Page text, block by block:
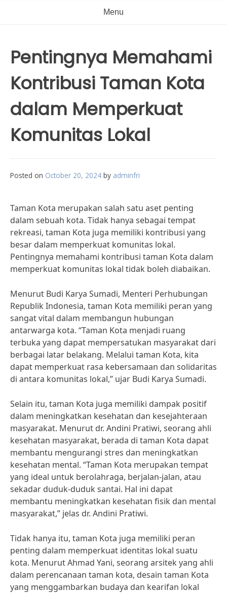
Menu
Pentingnya Memahami
Kontribusi Taman Kota
dalam Memperkuat
Komunitas Lokal
Posted on October 20, 2024 by adminfri
Taman Kota merupakan salah satu aset penting
dalam sebuah kota. Tidak hanya sebagai tempat
rekreasi, taman Kota juga memiliki kontribusi yang
besar dalam memperkuat komunitas lokal.
Pentingnya memahami kontribusi taman Kota dalam
memperkuat komunitas lokal tidak boleh diabaikan.
Menurut Budi Karya Sumadi, Menteri Perhubungan
Republik Indonesia, taman Kota memiliki peran yang
sangat vital dalam membangun hubungan
antarwarga kota. “Taman Kota menjadi ruang
terbuka yang dapat mempersatukan masyarakat dari
berbagai latar belakang. Melalui taman Kota, kita
dapat memperkuat rasa kebersamaan dan solidaritas
di antara komunitas lokal,” ujar Budi Karya Sumadi.
Selain itu, taman Kota juga memiliki dampak positif
dalam meningkatkan kesehatan dan kesejahteraan
masyarakat. Menurut dr. Andini Pratiwi, seorang ahli
kesehatan masyarakat, berada di taman Kota dapat
membantu mengurangi stres dan meningkatkan
kesehatan mental. “Taman Kota merupakan tempat
yang ideal untuk berolahraga, berjalan-jalan, atau
sekadar duduk-duduk santai. Hal ini dapat
membantu meningkatkan kesehatan fisik dan mental
masyarakat,” jelas dr. Andini Pratiwi.
Tidak hanya itu, taman Kota juga memiliki peran
penting dalam memperkuat identitas lokal suatu
kota. Menurut Ahmad Yani, seorang arsitek yang ahli
dalam perencanaan taman kota, desain taman Kota
yang menggambarkan budaya dan kearifan lokal